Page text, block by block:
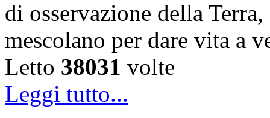
di osservazione della
mescolano per dare vita a
Letto 38031 volte
Leggi tutto...